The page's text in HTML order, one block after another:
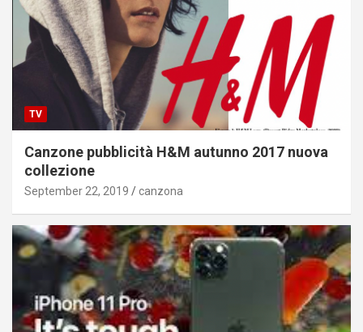
TV
Canzone pubblicità H&M autunno 2017 nuova
collezione
September 22, 2019 canzona